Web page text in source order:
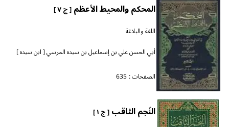
المحكم والمحيط الأعظم[ ج ٧ ]
اللغة والبلاغة
أبي الحسن علي بن إسماعيل بن سيده المرسي [ ابن سيده ]
الصفحات : 635
النّجم الثاقب[ ج ١ ]